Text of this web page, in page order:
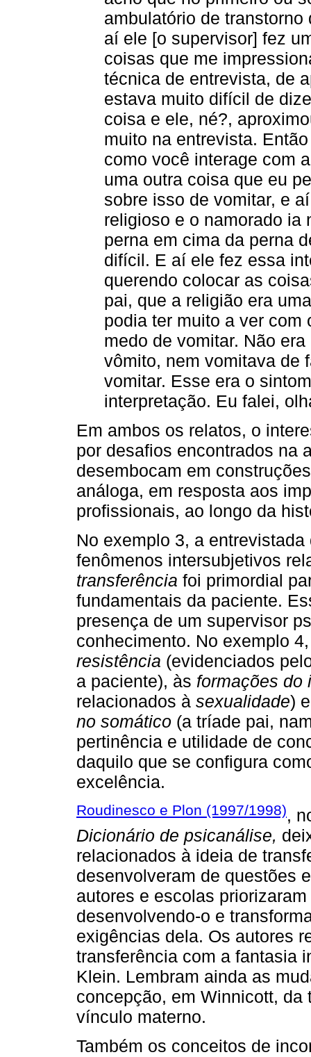
ambulatório de
aí ele [o supervisor] fez
coisas que me
técnica de entrevista, de
estava muito difícil de
coisa e ele, né?,
muito na entrevista.
como você interage com
uma outra coisa que eu
sobre isso de vomitar, e
religioso e o namorado ia
perna em cima da perna
difícil. E aí ele fez essa
querendo colocar as
pai, que a religião era
podia ter muito a ver com
medo de vomitar. Não
vômito, nem vomitava de
vomitar. Esse era o
interpretação. Eu falei,
Em ambos os relatos, o
por desafios encontrados na
desembocam em
análoga, em resposta aos
profissionais, ao longo da
No exemplo 3, a
fenômenos intersubjetivos
transferência foi primordial
fundamentais da paciente.
presença de um supervisor
conhecimento. No exemplo
resistência (evidenciados
a paciente), às formações do
relacionados à sexualidade)
no somático (a tríade pai,
pertinência e utilidade de
daquilo que se configura
excelência.
Roudinesco e Plon (1997/1998),
Dicionário de psicanálise,
relacionados à ideia de
desenvolveram de questões
autores e escolas
desenvolvendo-o e
exigências dela. Os autores
transferência com a fantasia
Klein. Lembram ainda as
concepção, em Winnicott,
vínculo materno.
Também os conceitos de